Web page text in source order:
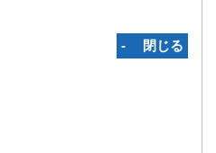
‐ 閉じる